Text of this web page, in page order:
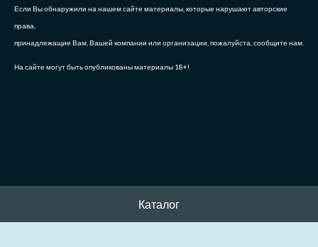
Если Вы обнаружили на нашем сайте материалы, которые нарушают авторские
права,
принадлежащие Вам, Вашей компании или организации, пожалуйста, сообщите нам.
На сайте могут быть опубликованы материалы 18+!
Каталог